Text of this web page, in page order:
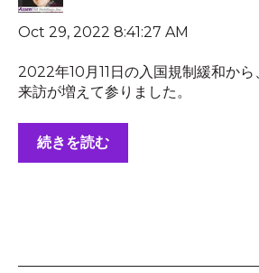
Oct 29, 2022 8:41:27 AM
2022年10月11日の入国規制緩和か
来訪が増えて参りました。
続きを読む